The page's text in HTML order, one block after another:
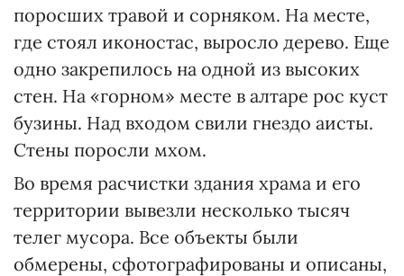
поросших травой и сорняком. На месте,
где стоял иконостас, выросло дерево. Еще
одно закрепилось на одной из высоких
стен. На «горном» месте в алтаре рос куст
бузины. Над входом свили гнездо аисты.
Стены поросли мхом.
Во время расчистки здания храма и его
территории вывезли несколько тысяч
телег мусора. Все объекты были
обмерены, сфотографированы и описаны,